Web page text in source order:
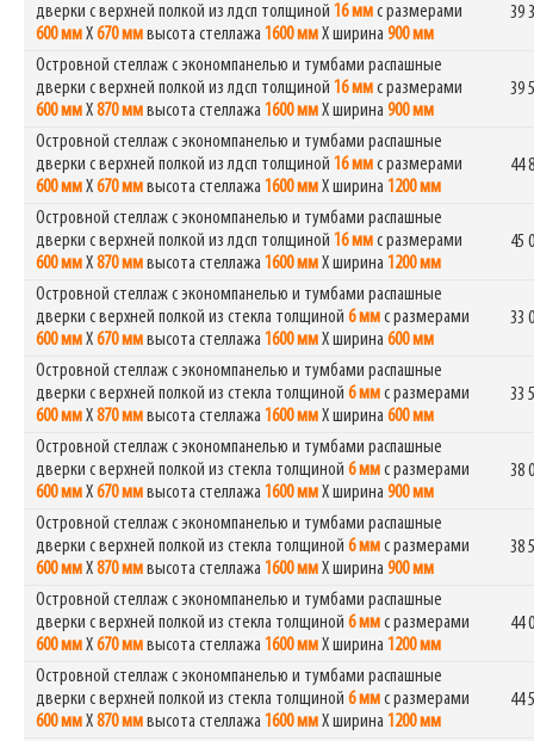
дверки с верхней полкой из лдсп толщиной 16 ммс размерами
600 ммХ670 ммвысота стеллажа 1600 ммХ ширина 900 мм
39
Островной стеллаж с экономпанелью и тумбами распашные
дверки с верхней полкой из лдсп толщиной 16 ммс размерами
600 ммХ870 ммвысота стеллажа 1600 ммХ ширина 900 мм
39
Островной стеллаж с экономпанелью и тумбами распашные
дверки с верхней полкой из лдсп толщиной 16 ммс размерами
600 ммХ670 ммвысота стеллажа 1600 ммХ ширина 1200 мм
44
Островной стеллаж с экономпанелью и тумбами распашные
дверки с верхней полкой из лдсп толщиной 16 ммс размерами
600 ммХ870 ммвысота стеллажа 1600 ммХ ширина 1200 мм
45
Островной стеллаж с экономпанелью и тумбами распашные
дверки с верхней полкой из стекла толщиной 6 ммс размерами
600 ммХ670 ммвысота стеллажа 1600 ммХ ширина 600 мм
33
Островной стеллаж с экономпанелью и тумбами распашные
дверки с верхней полкой из стекла толщиной 6 ммс размерами
600 ммХ870 ммвысота стеллажа 1600 ммХ ширина 600 мм
33
Островной стеллаж с экономпанелью и тумбами распашные
дверки с верхней полкой из стекла толщиной 6 ммс размерами
600 ммХ670 ммвысота стеллажа 1600 ммХ ширина 900 мм
38
Островной стеллаж с экономпанелью и тумбами распашные
дверки с верхней полкой из стекла толщиной 6 ммс размерами
600 ммХ870 ммвысота стеллажа 1600 ммХ ширина 900 мм
38
Островной стеллаж с экономпанелью и тумбами распашные
дверки с верхней полкой из стекла толщиной 6 ммс размерами
600 ммХ670 ммвысота стеллажа 1600 ммХ ширина 1200 мм
44
Островной стеллаж с экономпанелью и тумбами распашные
дверки с верхней полкой из стекла толщиной 6 ммс размерами
600 ммХ870 ммвысота стеллажа 1600 ммХ ширина 1200 мм
44